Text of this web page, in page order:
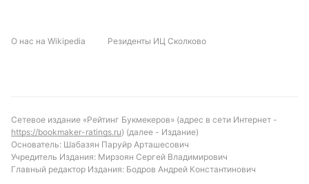
О нас на Wikipedia Резиденты ИЦ Сколково
Сетевое издание «Рейтинг Букмекеров» (адрес в сети Интернет -
https://bookmaker-ratings.ru) (далее - Издание)
Основатель: Шабазян Паруйр Арташесович
Учредитель Издания: Мирзоян Сергей Владимирович
Главный редактор Издания: Бодров Андрей Константинович